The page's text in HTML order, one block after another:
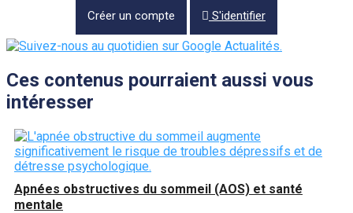
Créer un compte S'identifier
Ces contenus pourraient aussi vous
intéresser
Apnées obstructives du sommeil (AOS) et santé
mentale